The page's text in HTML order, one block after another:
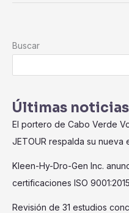
Buscar
Últimas noticias
El portero de Cabo Verde
JETOUR respalda su nueva
Kleen-Hy-Dro-Gen Inc.
certificaciones ISO
Revisión de 31 estudios